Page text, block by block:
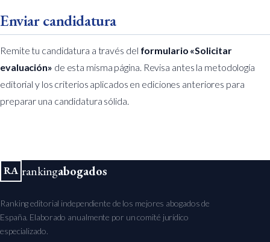
Enviar candidatura
Remite tu candidatura a través del formulario «Solicitar
evaluación» de esta misma página. Revisa antes la metodología
editorial y los criterios aplicados en ediciones anteriores para
preparar una candidatura sólida.
RA rankingabogados
Ranking editorial independiente de los mejores abogados de
España. Elaborado anualmente por un comité jurídico
especializado.